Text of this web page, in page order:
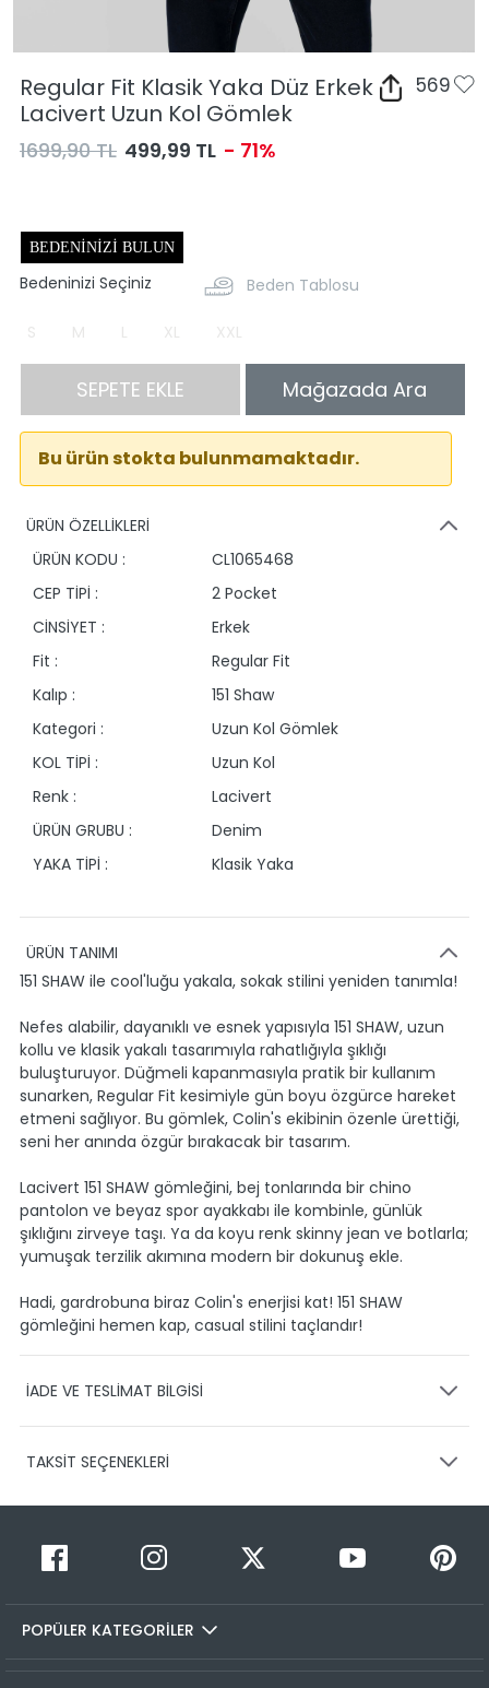
Regular Fit Klasik Yaka Düz Erkek
Lacivert Uzun Kol Gömlek
569
1699,90 TL 499,99 TL - 71%
BEDENINIZI BULUN
Bedeninizi Seçiniz Beden Tablosu
S M L XL XXL
SEPETE EKLE Mağazada Ara
Bu ürün stokta bulunmamaktadır.
ÜRÜN ÖZELLİKLERİ
ÜRÜN KODU :
CL1065468
CEP TİPİ :
2 Pocket
CİNSİYET :
Erkek
Fit :
Regular Fit
Kalıp :
151 Shaw
Kategori :
Uzun Kol Gömlek
KOL TİPİ :
Uzun Kol
Renk :
Lacivert
ÜRÜN GRUBU :
Denim
YAKA TİPİ :
Klasik Yaka
ÜRÜN TANIMI
151 SHAW ile cool'luğu yakala, sokak stilini yeniden tanımla!
Nefes alabilir, dayanıklı ve esnek yapısıyla 151 SHAW, uzun
kollu ve klasik yakalı tasarımıyla rahatlığıyla şıklığı
buluşturuyor. Düğmeli kapanmasıyla pratik bir kullanım
sunarken, Regular Fit kesimiyle gün boyu özgürce hareket
etmeni sağlıyor. Bu gömlek, Colin's ekibinin özenle ürettiği,
seni her anında özgür bırakacak bir tasarım.
Lacivert 151 SHAW gömleğini, bej tonlarında bir chino
pantolon ve beyaz spor ayakkabı ile kombinle, günlük
şıklığını zirveye taşı. Ya da koyu renk skinny jean ve botlarla;
yumuşak terzilik akımına modern bir dokunuş ekle.
Hadi, gardrobuna biraz Colin's enerjisi kat! 151 SHAW
gömleğini hemen kap, casual stilini taçlandır!
İADE VE TESLİMAT BİLGİSİ
Ürünlerinizin gönderimini anlaşmalı olduğumuz PTT,
1-3 iş günü içerisinde kargoya teslim edilir.
Siparişimin kargo takibini nasıl yapabilirim?
Hesabım/Siparişlerim paneli üzerinden ilgili siparişinize ait
üzerinde bulunan kargo takip linkine tıklamanızla birlikte
TAKSİT SEÇENEKLERİ
Taksit Sayısı Taksit Miktarı
Taksitli Tutar
Toplam
499,99 TL
2
250,00 TL
3
166,66 TL
499,99 TL
POPÜLER KATEGORİLER